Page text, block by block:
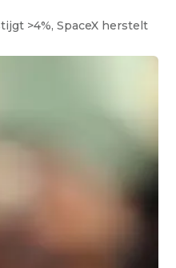
>4%, SpaceX herstelt